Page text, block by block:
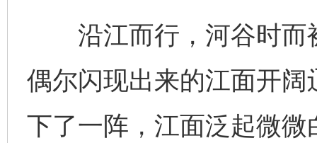
沿江而行，河谷时而
偶尔闪现出来的江面开
下了一阵，江面泛起微